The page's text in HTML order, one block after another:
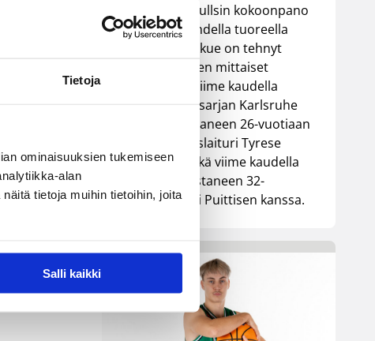
Tietoja
ominaisuuksien tukemiseen
alan
tietoja muihin tietoihin, joita
Salli kaikki
Helsinki Seagullsin kokoonpano
vahvistuu kahdella tuoreella
kasvolla. Joukkue on tehnyt
tulevan kauden mittaiset
sopimukset viime kaudella
Saksan ProA-sarjan Karlsruhe
Lionsia edustaneen 26-vuotiaan
yhdysvaltalaislaituri Tyrese
Williamsin sekä viime kaudella
Kouvoja edustaneen 32-
vuotiaan Timi Puittisen kanssa.